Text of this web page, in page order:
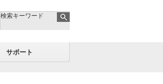
検索キーワード
サポート